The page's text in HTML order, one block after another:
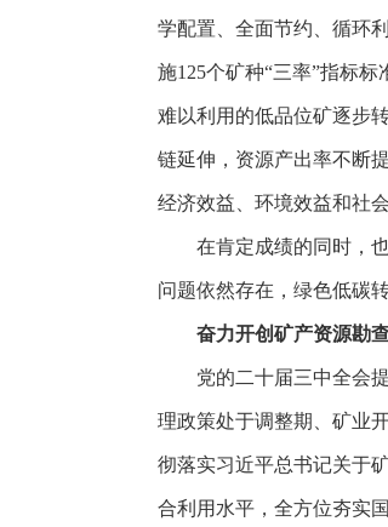
学配置、全面节约、循环
施125个矿种“三率”指标
难以利用的低品位矿逐步
链延伸，资源产出率不断
经济效益、环境效益和社
在肯定成绩的同时，
问题依然存在，绿色低碳
奋力开创矿产资源勘
党的二十届三中全会
理政策处于调整期、矿业
彻落实习近平总书记关于
合利用水平，全方位夯实